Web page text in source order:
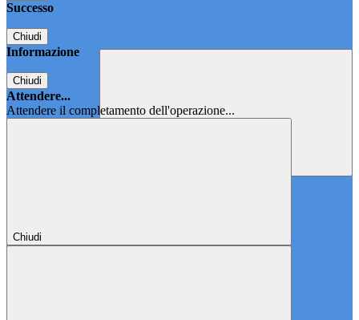
Successo
Chiudi
Informazione
Chiudi
Attendere...
Attendere il completamento dell'operazione...
Chiudi